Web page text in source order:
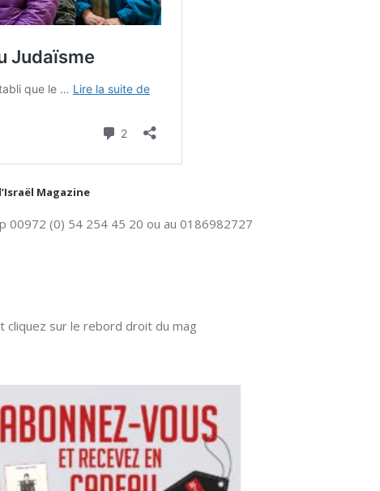
Magazine
00972 (0) 54 254 45 20 ou au 0186982727
cliquez sur le rebord droit du mag